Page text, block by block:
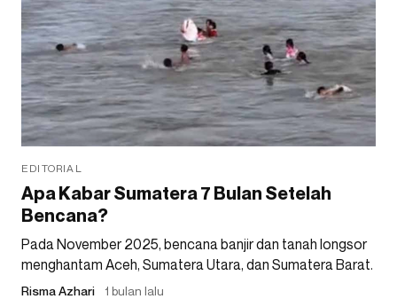
EDITORIAL
Apa Kabar Sumatera 7 Bulan Setelah
Bencana?
Pada November 2025, bencana banjir dan tanah longsor
menghantam Aceh, Sumatera Utara, dan Sumatera Barat.
Risma Azhari 1 bulan lalu